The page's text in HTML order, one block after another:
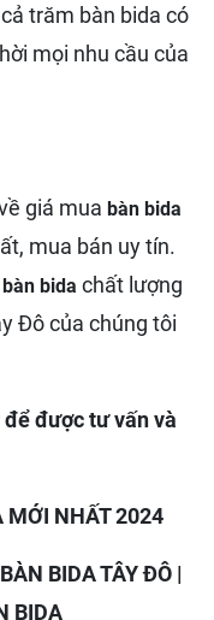
trăm bàn bida có
mọi nhu cầu của
giá mua bàn bida
mua bán uy tín.
bàn bida chất lượng
Đô của chúng tôi
được tư vấn và
MỚI NHẤT 2024
BIDA TÂY ĐÔ |
BIDA